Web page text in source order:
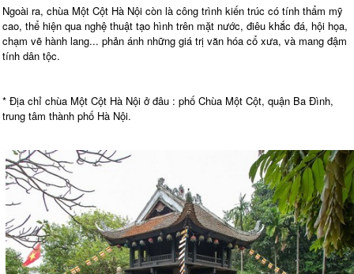
Ngoài ra, chùa Một Cột Hà Nội còn là công trình kiến trúc có tính thẩm mỹ
cao, thể hiện qua nghệ thuật tạo hình trên mặt nước, điêu khắc đá, hội họa,
chạm vẽ hành lang... phản ánh những giá trị văn hóa cổ xưa, và mang đậm
tính dân tộc.
* Địa chỉ chùa Một Cột Hà Nội ở đâu : phố Chùa Một Cột, quận Ba Đình,
trung tâm thành phố Hà Nội.